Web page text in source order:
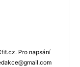
Pro napsání